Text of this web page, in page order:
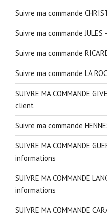
Suivre ma commande
Suivre ma commande JULES
Suivre ma commande
Suivre ma commande LA
SUIVRE MA COMMANDE
client
Suivre ma commande
SUIVRE MA COMMANDE
informations
SUIVRE MA COMMANDE
informations
SUIVRE MA COMMANDE